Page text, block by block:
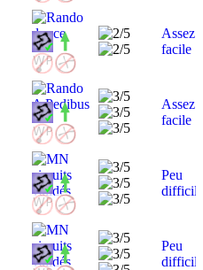
Assez
facile
Assez
facile
Peu
Peu